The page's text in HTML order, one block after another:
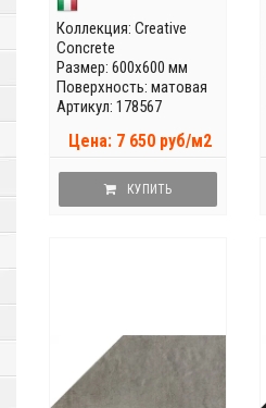
Коллекция: Creative
Concrete
Размер: 600x600 мм
Поверхность: матовая
Артикул: 178567
Цена: 7 650 руб/м2
КУПИТЬ